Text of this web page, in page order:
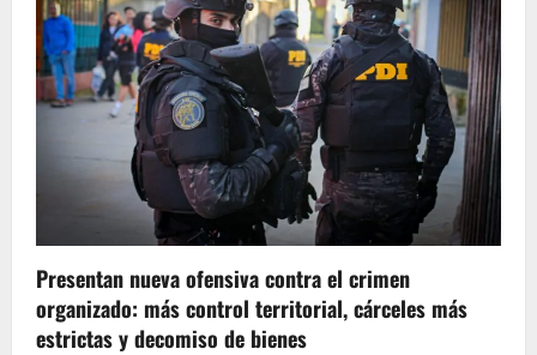
Presentan nueva ofensiva contra el crimen
organizado: más control territorial, cárceles más
estrictas y decomiso de bienes